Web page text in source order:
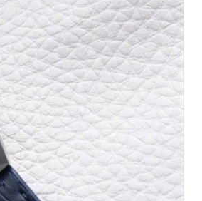
约）
需提前预约）
需提前预约）
（芙蓉广场）10层13室（需提前预约
预约）
层整层（需提前预约）
1层整层（需提前预约）
层整层（需提前预约）
B（需提前预约）
）